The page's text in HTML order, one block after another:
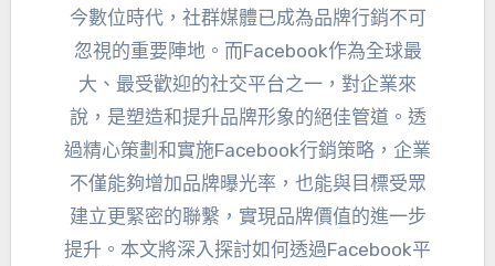
今數位時代，社群媒體已成為品牌行銷不可
忽視的重要陣地。而Facebook作為全球最
大、最受歡迎的社交平台之一，對企業來
說，是塑造和提升品牌形象的絕佳管道。透
過精心策劃和實施Facebook行銷策略，企業
不僅能夠增加品牌曝光率，也能與目標受眾
建立更緊密的聯繫，實現品牌價值的進一步
提升。本文將深入探討如何透過Facebook平